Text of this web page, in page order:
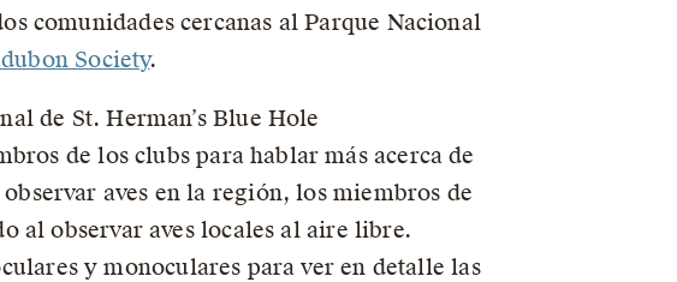
comunidades cercanas al Parque Nacional
Society.
de St. Herman’s Blue Hole
de los clubs para hablar más acerca de
aves en la región, los miembros de
al observar aves locales al aire libre.
y monoculares para ver en detalle las